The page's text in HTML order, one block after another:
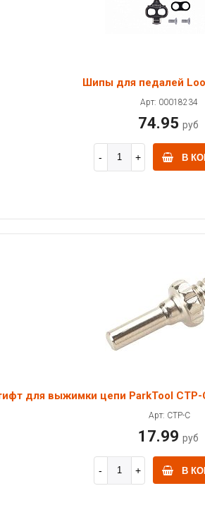
Шипы для педалей
Арт: 00018234
74.95 руб
В
для выжимки цепи ParkTool
Арт: CTP-C
17.99 руб
В